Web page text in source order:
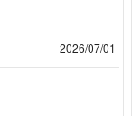
2026/07/01